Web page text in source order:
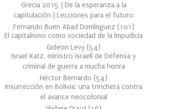
Grecia 2015 | De la esperanza a la
capitulación | Lecciones para el futuro
Fernando Buen Abad Domínguez (101 )
El capitalismo como sociedad de la Impudicia
Gideon Levy (54)
Israel Katz, ministro israelí de Defensa y
criminal de guerra a mucha honra
Héctor Bernardo (54)
Insurrección en Bolivia: una trinchera contra
el avance neocolonial